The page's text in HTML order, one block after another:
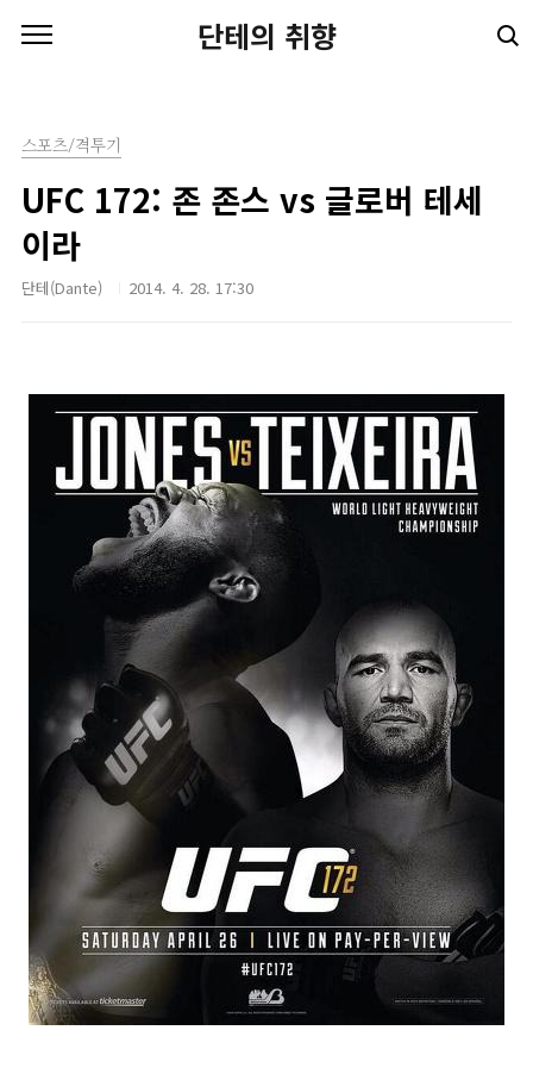
단테의 취향
스포츠/격투기
UFC 172: 존 존스 vs 글로버 테세
이라
단테(Dante) 2014. 4. 28. 17:30